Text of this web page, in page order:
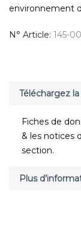
environnement
N° Article 145-
Téléchargez
Fiches de
& les notices
section.
Plus